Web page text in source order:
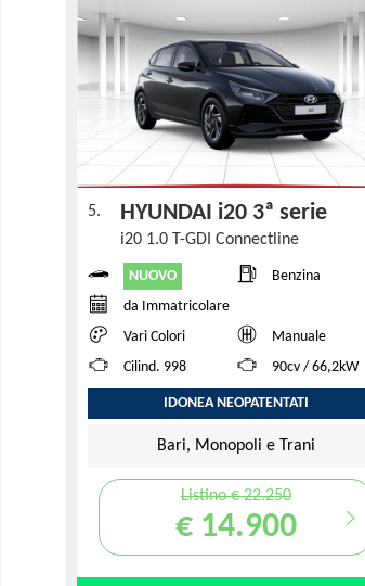
5. HYUNDAI i20 3ª serie
i20 1.0 T-GDI Connectline
NUOVO
Benzina
da Immatricolare
Vari Colori
Manuale
Cilind. 998
90cv / 66,2kW
IDONEA NEOPATENTATI
Bari, Monopoli e Trani
Listino € 22.250
€ 14.900